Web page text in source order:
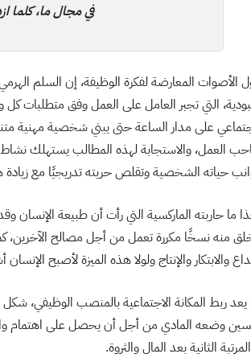
في مجال ما، كلما
الأصوات المعارضة لفكرة الوظيفة، إن السلم
التي تجبر العامل على العمل وفق متطلبات
على مدار الساعة حتى يبني شخصية مهنية
العمل، والاستجابة لهذه المطالب يستهلك
حياته الشخصية وتقلص حريته تدريجيًا مع زيادة
ما حاربته الماركسية التي رأت أن طبيعة الإنسان
منه نسخًا مكررة تعمل من أجل مصالح الآخرين،
والابتكار والإنتاج ولولا هذه الميزة لأصبح
يعد ربط المكانة الاجتماعية بالمنصب الوظيفي،
وضعه المادي من أجل أن يحصل على اهتمام
الثانية بعد المال والثروة.